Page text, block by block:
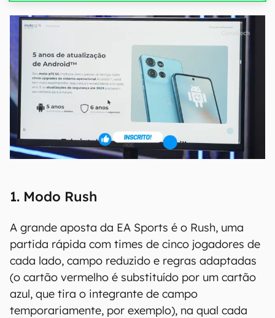
1. Modo Rush
A grande aposta da EA Sports é o Rush, uma
partida rápida com times de cinco jogadores de
cada lado, campo reduzido e regras adaptadas
(o cartão vermelho é substituído por um cartão
azul, que tira o integrante de campo
temporariamente, por exemplo), na qual cada